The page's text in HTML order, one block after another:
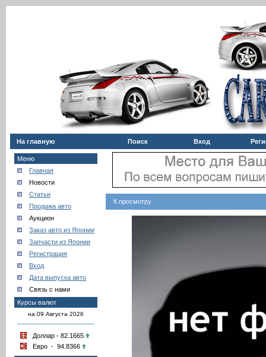
На главную Поиск Вход
Меню
Главная
Новости
Статьи
Продажа авто
Аукцион
Заказ авто из Японии
Запчасти из Японии
Регистрация
Вход
Дата выпуска авто
Связь с нами
Курсы валют
на 09 Августа 2026
Доллар - 82.1665
Евро - 94.8366
К просмотру